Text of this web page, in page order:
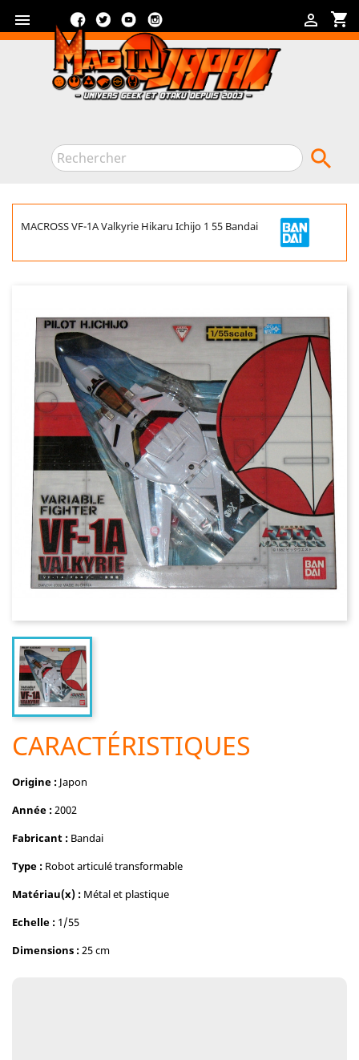
 shopping_cart

FacebookTwitterYouTube

MACROSS VF-1A Valkyrie Hikaru Ichijo 1 55 Bandai
CARACTÉRISTIQUES
Origine : Japon
Année :2002
Fabricant : Bandai
Type : Robot articulé transformable
Matériau(x) : Métal et plastique
Echelle : 1/55
Dimensions :25 cm